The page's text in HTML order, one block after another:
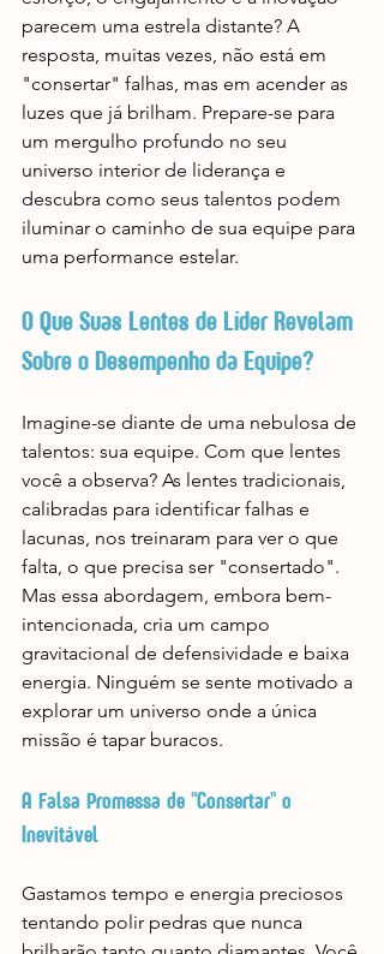
parecem uma estrela distante? A
resposta, muitas vezes, não está em
"consertar" falhas, mas em acender as
luzes que já brilham. Prepare-se para
um mergulho profundo no seu
universo interior de liderança e
descubra como seus talentos podem
iluminar o caminho de sua equipe para
uma performance estelar.
O Que Suas Lentes de Líder Revelam
Sobre o Desempenho da Equipe?
Imagine-se diante de uma nebulosa de
talentos: sua equipe. Com que lentes
você a observa? As lentes tradicionais,
calibradas para identificar falhas e
lacunas, nos treinaram para ver o que
falta, o que precisa ser "consertado".
Mas essa abordagem, embora bem-
intencionada, cria um campo
gravitacional de defensividade e baixa
energia. Ninguém se sente motivado a
explorar um universo onde a única
missão é tapar buracos.
A Falsa Promessa de "Consertar" o
Inevitável
Gastamos tempo e energia preciosos
tentando polir pedras que nunca